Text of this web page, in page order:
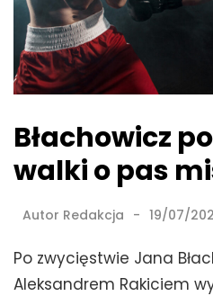
Błachowicz
walki o pas
Autor Redakcja 19/07/
Po zwycięstwie Jana
Aleksandrem Rakiciem